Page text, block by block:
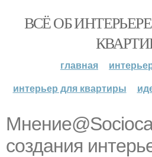
ВСЁ ОБ
главная
интерьер для квартиры
создания